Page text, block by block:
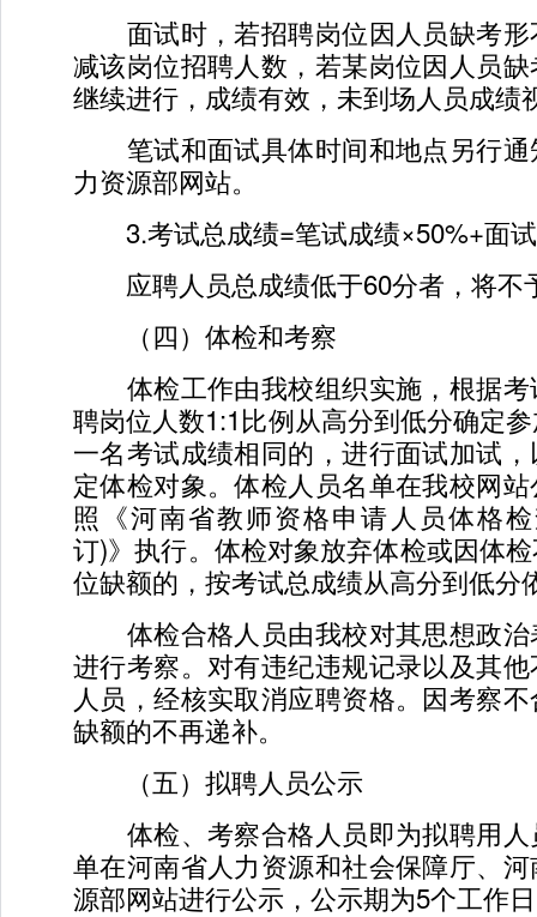
面试时，若招聘岗位因人员缺考形
减该岗位招聘人数，若某岗位因人员
继续进行，成绩有效，未到场人员成绩
笔试和面试具体时间和地点另行通
力资源部网站。
3.考试总成绩=笔试成绩×50%+面
应聘人员总成绩低于60分者，将不
（四）体检和考察
体检工作由我校组织实施，根据考
聘岗位人数1:1比例从高分到低分确定
一名考试成绩相同的，进行面试加试
定体检对象。体检人员名单在我校网
照《河南省教师资格申请人员体格
订)》执行。体检对象放弃体检或因体
位缺额的，按考试总成绩从高分到低分
体检合格人员由我校对其思想政治
进行考察。对有违纪违规记录以及其
人员，经核实取消应聘资格。因考察
缺额的不再递补。
（五）拟聘人员公示
体检、考察合格人员即为拟聘用人
单在河南省人力资源和社会保障厅、
源部网站进行公示，公示期为5个工作